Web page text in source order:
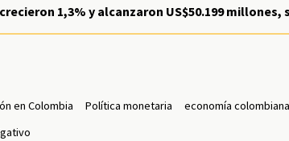
1,3% y alcanzaron US$50.199 millones,
en Colombia Política monetaria economía colombiana